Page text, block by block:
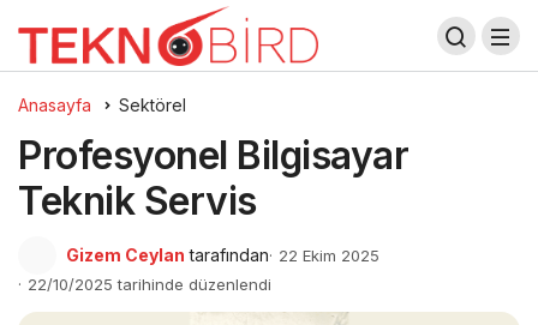
Anasayfa Sektörel
Profesyonel Bilgisayar
Teknik Servis
Gizem Ceylan tarafından
22 Ekim 2025
22/10/2025 tarihinde düzenlendi